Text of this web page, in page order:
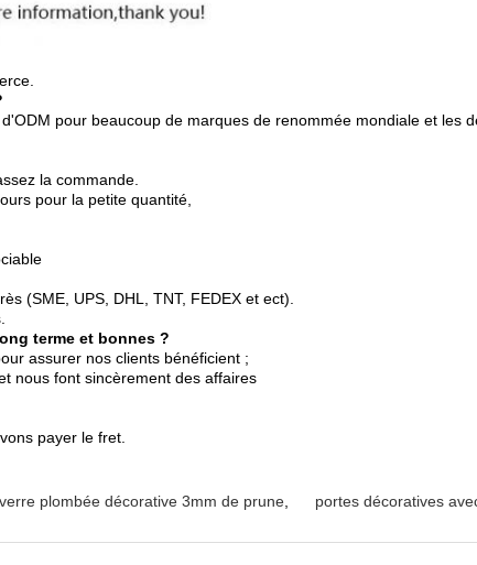
pour beaucoup de marques de renommée mondiale et les
la commande.
pour la petite quantité,
(SME, UPS, DHL, TNT, FEDEX et ect).
terme et bonnes ?
assurer nos clients bénéficient ;
nous font sincèrement des affaires
payer le fret.
plombée décorative 3mm de prune portes décoratives